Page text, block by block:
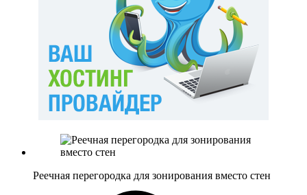
Реечная перегородка для зонирования вместо стен